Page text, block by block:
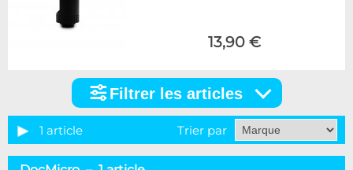
13,90 €
articles
Marque
Filtrer les articles
1 article Trier par